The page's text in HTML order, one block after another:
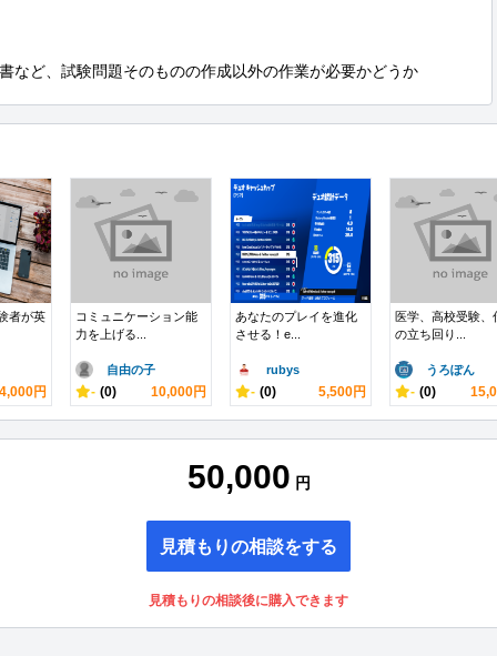
など、試験問題そのものの作成以外の作業が必要かどうか
者が英
円
コミュニケーション能
力を上げる...
自由の子
- (0) 10,000円
あなたのプレイを進化
させる！e...
rubys
- (0) 5,500円
医学、高校受験、
の立ち回り...
うろぽん
- (0)
50,000 円
見積もりの相談をする
見積もりの相談後に購入できます